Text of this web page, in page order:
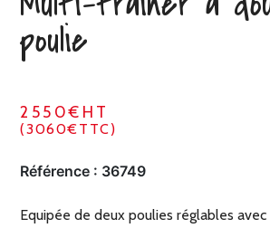
poulie
2550€HT
(3060€TTC)
Référence : 36749
Equipée de deux poulies réglables